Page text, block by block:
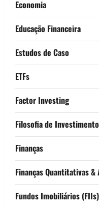
Economia
Educação Financeira
Estudos de Caso
ETFs
Factor Investing
Filosofia de Investimento
Finanças
Finanças Quantitativas
Fundos Imobiliários (FIIs)